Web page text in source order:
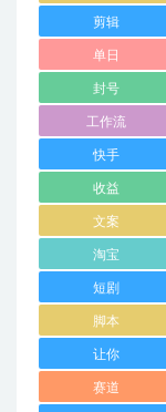
剪辑
单日
封号
工作流
快手
收益
文案
淘宝
短剧
脚本
让你
赛道